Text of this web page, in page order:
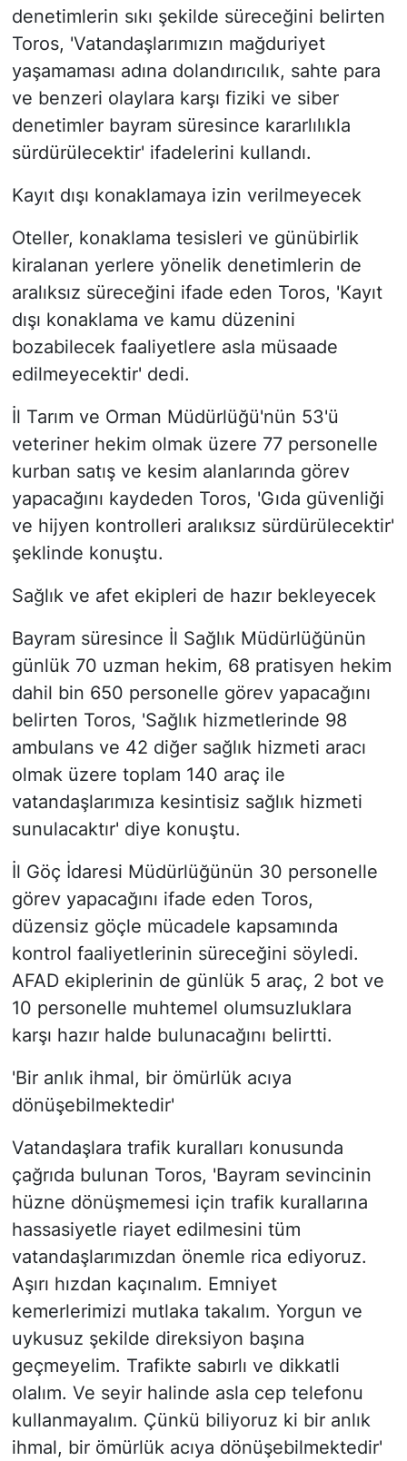
denetimlerin sıkı şekilde süreceğini belirten
Toros, 'Vatandaşlarımızın mağduriyet
yaşamaması adına dolandırıcılık, sahte para
ve benzeri olaylara karşı fiziki ve siber
denetimler bayram süresince kararlılıkla
sürdürülecektir' ifadelerini kullandı.
Kayıt dışı konaklamaya izin verilmeyecek
Oteller, konaklama tesisleri ve günübirlik
kiralanan yerlere yönelik denetimlerin de
aralıksız süreceğini ifade eden Toros, 'Kayıt
dışı konaklama ve kamu düzenini
bozabilecek faaliyetlere asla müsaade
edilmeyecektir' dedi.
İl Tarım ve Orman Müdürlüğü'nün 53'ü
veteriner hekim olmak üzere 77 personelle
kurban satış ve kesim alanlarında görev
yapacağını kaydeden Toros, 'Gıda güvenliği
ve hijyen kontrolleri aralıksız sürdürülecektir'
şeklinde konuştu.
Sağlık ve afet ekipleri de hazır bekleyecek
Bayram süresince İl Sağlık Müdürlüğünün
günlük 70 uzman hekim, 68 pratisyen hekim
dahil bin 650 personelle görev yapacağını
belirten Toros, 'Sağlık hizmetlerinde 98
ambulans ve 42 diğer sağlık hizmeti aracı
olmak üzere toplam 140 araç ile
vatandaşlarımıza kesintisiz sağlık hizmeti
sunulacaktır' diye konuştu.
İl Göç İdaresi Müdürlüğünün 30 personelle
görev yapacağını ifade eden Toros,
düzensiz göçle mücadele kapsamında
kontrol faaliyetlerinin süreceğini söyledi.
AFAD ekiplerinin de günlük 5 araç, 2 bot ve
10 personelle muhtemel olumsuzluklara
karşı hazır halde bulunacağını belirtti.
'Bir anlık ihmal, bir ömürlük acıya
dönüşebilmektedir'
Vatandaşlara trafik kuralları konusunda
çağrıda bulunan Toros, 'Bayram sevincinin
hüzne dönüşmemesi için trafik kurallarına
hassasiyetle riayet edilmesini tüm
vatandaşlarımızdan önemle rica ediyoruz.
Aşırı hızdan kaçınalım. Emniyet
kemerlerimizi mutlaka takalım. Yorgun ve
uykusuz şekilde direksiyon başına
geçmeyelim. Trafikte sabırlı ve dikkatli
olalım. Ve seyir halinde asla cep telefonu
kullanmayalım. Çünkü biliyoruz ki bir anlık
ihmal, bir ömürlük acıya dönüşebilmektedir'